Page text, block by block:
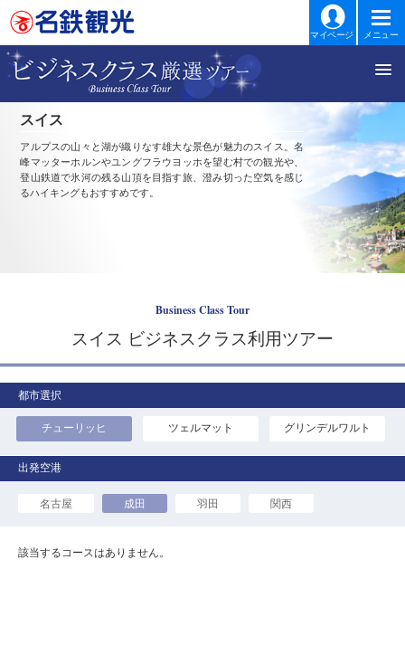
マイページ メニュー
スイス
アルプスの山々と湖が織りなす雄大な景色が魅力のスイス。名
峰マッターホルンやユングフラウヨッホを望む村での観光や、
登山鉄道で氷河の残る山頂を目指す旅、澄み切った空気を感じ
るハイキングもおすすめです。
Business Class Tour
スイス ビジネスクラス利用ツアー
都市選択
チューリッヒ ツェルマット グリンデルワルト
名古屋 成田 羽田 関西
該当するコースはありません。